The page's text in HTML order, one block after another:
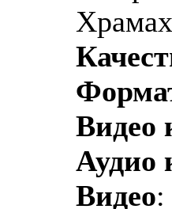
Видео
Аудио
Видео: